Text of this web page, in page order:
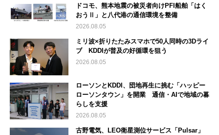
ドコモ、熊本地震の被災者向けPFI船舶「はく
おうⅡ」と八代港の通信環境を整備
2026.08.05
ミリ波×折りたたみスマホで50人同時の3Dライ
ブ KDDIが普及の好循環を狙う
2026.08.05
ローソンとKDDI、団地再生に挑む「ハッピー
ローソンタウン」を開業 通信・AIで地域の暮
らしを支援
2026.08.05
古野電気、LEO衛星測位サービス「Pulsar」